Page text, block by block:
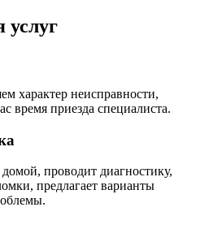
услуг
характер неисправности,
время приезда специалиста.
проводит диагностику,
предлагает варианты